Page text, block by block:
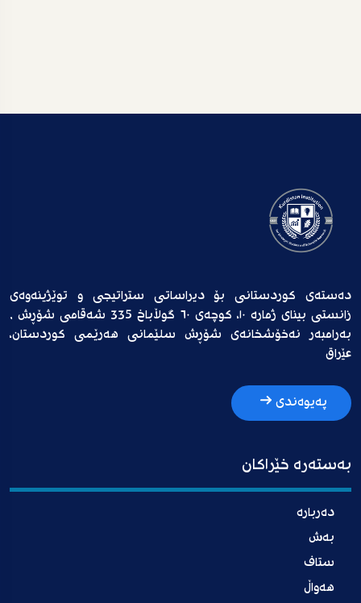
دەستەی کوردستانی بۆ دیراساتی ستراتیجی و توێژینەوەی
زانستی بینای ژمارە ١٠، کوچەی ٦٠ گوڵاباخ 335 شەقامی شۆڕش ,
بەرامبەر نەخۆشخانەی شۆڕش سلێمانی هەرێمی کوردستان،
عێراق
پەیوەندی
بەستەرە خێراکان
دەربارە
بەش
ستاف
هەواڵ